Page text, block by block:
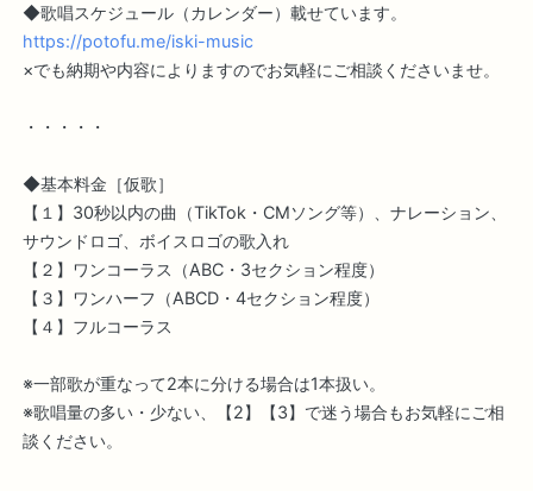
◆歌唱スケジュール（カレンダー）載せています。
https://potofu.me/iski-music
×でも納期や内容によりますのでお気軽にご相談くださいませ。
・・・・・
◆基本料金［仮歌］
【１】30秒以内の曲（TikTok・CMソング等）、ナレーション、
サウンドロゴ、ボイスロゴの歌入れ
【２】ワンコーラス（ABC・3セクション程度）
【３】ワンハーフ（ABCD・4セクション程度）
【４】フルコーラス
※一部歌が重なって2本に分ける場合は1本扱い。
※歌唱量の多い・少ない、【2】【3】で迷う場合もお気軽にご相
談ください。